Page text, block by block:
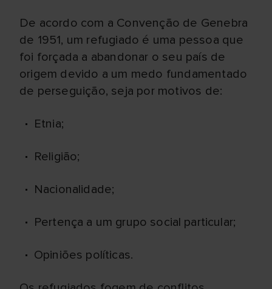
De acordo com a Convenção de Genebra
de 1951, um refugiado é uma pessoa que
foi forçada a abandonar o seu país de
origem devido a um medo fundamentado
de perseguição, seja por motivos de:
Etnia;
Religião;
Nacionalidade;
Pertença a um grupo social particular;
Opiniões políticas.